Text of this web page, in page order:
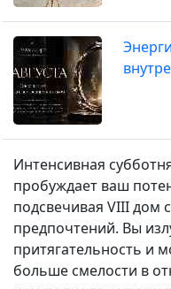
Интенсивная
пробуждает ваш
подсвечивая VIII дом
предпочтений. Вы
притягательность и
больше смелости в